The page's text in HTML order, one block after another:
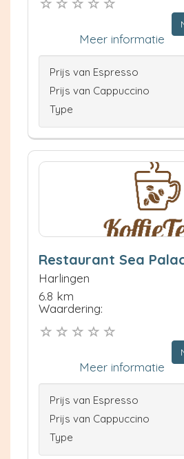
Meer informatie
Prijs van Espresso
Prijs van Cappuccino
Type
Restaurant Sea
Harlingen
6.8 km
Waardering:
Meer informatie
Prijs van Espresso
Prijs van Cappuccino
Type